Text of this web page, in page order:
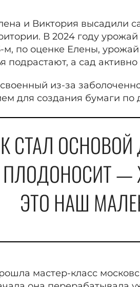
и Виктория
В 2024 году
м, по оценке Елены,
подрастают, а сад активно
из-за
для создания бумаги по
СТАЛ
ПЛОДОНОСИТ
ЭТО НАШ
мастер-класс